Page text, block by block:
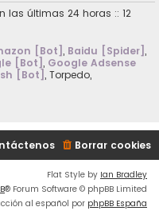
las últimas 24 horas :: 12
[Bot], Baidu [Spider],
[Bot], Google Adsense
[Bot], Torpedo,
Borrar cookies
Flat Style by Ian Bradley
® Forum Software © phpBB Limited
al español por phpBB España